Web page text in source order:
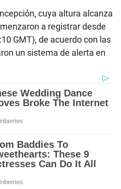
cuya altura alcanza
a registrar desde
GMT), de acuerdo con las
un sistema de alerta en